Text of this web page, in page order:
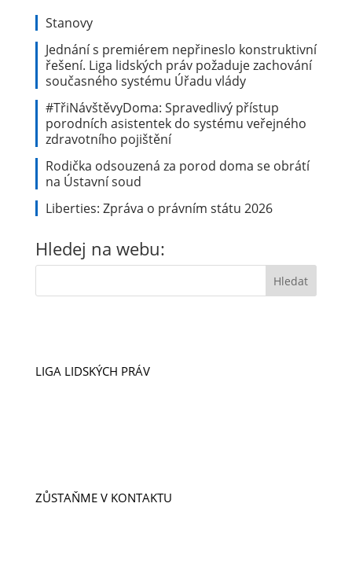
Stanovy
Jednání s premiérem nepřineslo konstruktivní
řešení. Liga lidských práv požaduje zachování
současného systému Úřadu vlády
#TřiNávštěvyDoma: Spravedlivý přístup
porodních asistentek do systému veřejného
zdravotního pojištění
Rodička odsouzená za porod doma se obrátí
na Ústavní soud
Liberties: Zpráva o právním státu 2026
Hledej na webu:
LIGA LIDSKÝCH PRÁV
ZŮSTAŇME V KONTAKTU